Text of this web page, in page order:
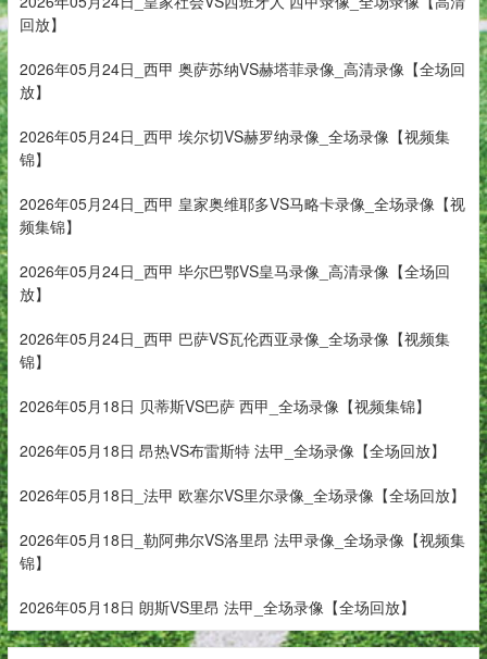
回放】
2026年05月24日_西甲 奥萨苏纳VS赫塔菲录像_高清录像【全场回
放】
2026年05月24日_西甲 埃尔切VS赫罗纳录像_全场录像【视频集
锦】
2026年05月24日_西甲 皇家奥维耶多VS马略卡录像_全场录像【视
频集锦】
2026年05月24日_西甲 毕尔巴鄂VS皇马录像_高清录像【全场回
放】
2026年05月24日_西甲 巴萨VS瓦伦西亚录像_全场录像【视频集
锦】
2026年05月18日 贝蒂斯VS巴萨 西甲_全场录像【视频集锦】
2026年05月18日 昂热VS布雷斯特 法甲_全场录像【全场回放】
2026年05月18日_法甲 欧塞尔VS里尔录像_全场录像【全场回放】
2026年05月18日_勒阿弗尔VS洛里昂 法甲录像_全场录像【视频集
锦】
2026年05月18日 朗斯VS里昂 法甲_全场录像【全场回放】